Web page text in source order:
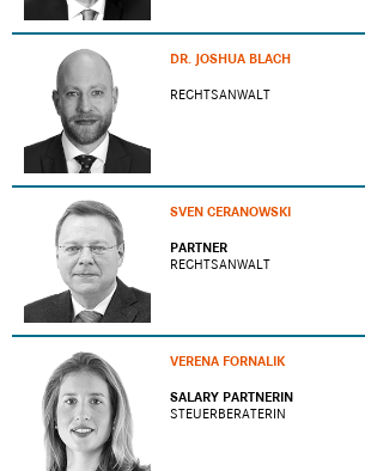
DR. JOSHUA BLACH
RECHTSANWALT
SVEN CERANOWSKI
PARTNER
RECHTSANWALT
VERENA FORNALIK
SALARY PARTNERIN
STEUERBERATERIN